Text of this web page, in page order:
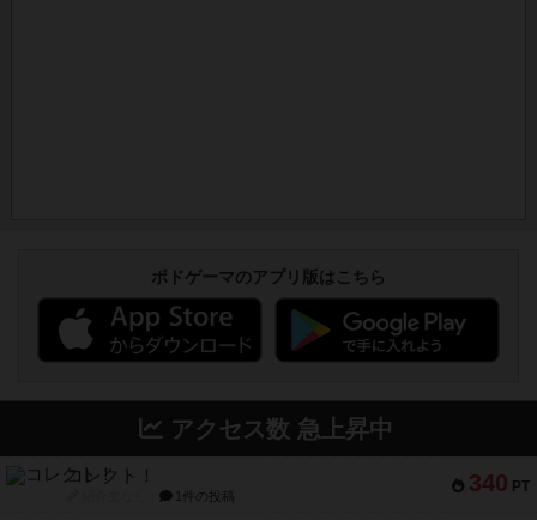
ボドゲーマのアプリ版はこちら
アクセス数 急上昇中
340 PT
コレクト！
1件の投稿